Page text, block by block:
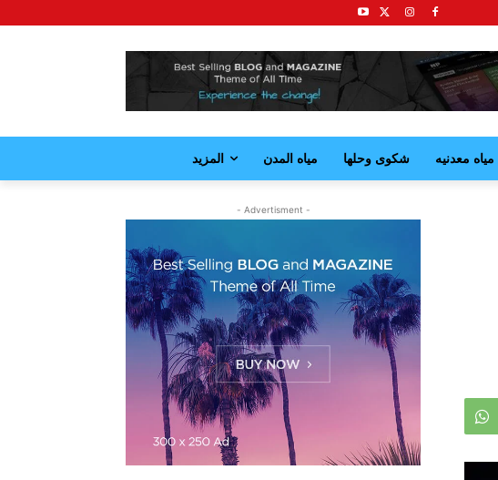
مياه معدنيه شكوى وحلها مياه المدن المزيد
- Advertisment -